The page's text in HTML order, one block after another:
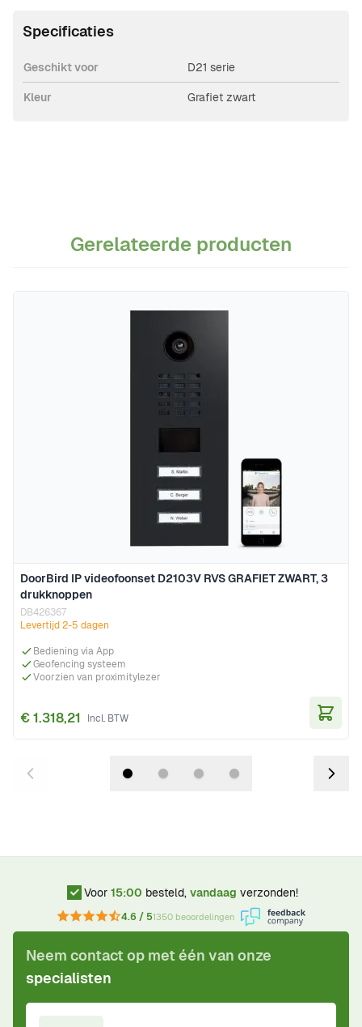
Specificaties
Geschikt voor D21 serie
Kleur Grafiet zwart
Gerelateerde producten
DoorBird IP videofoonset D2103V RVS GRAFIET ZWART, 3
drukknoppen
DB426367
Levertijd 2-5 dagen
Bediening via App
Geofencing systeem
Voorzien van proximitylezer
€ 1.318,21
Voor 15:00 besteld, vandaag verzonden!
4.6 / 51350 beoordelingen
Neem contact op met één van onze
specialisten